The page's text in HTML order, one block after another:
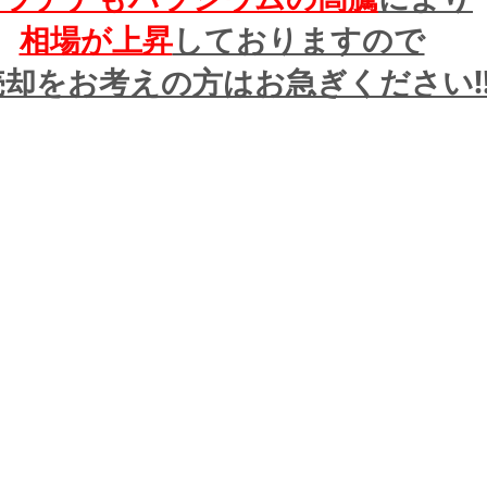
相場が上昇しておりますので
をお考えの方はお急ぎください